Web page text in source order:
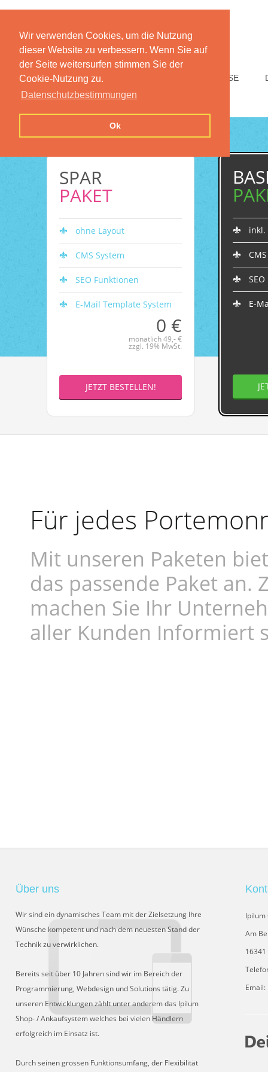
Wir verwenden Cookies, um die Nutzung
dieser Website zu verbessern. Wenn Sie auf
der Seite weitersurfen stimmen Sie der
Cookie-Nutzung zu.
Datenschutzbestimmungen
Ok
HOME PREISE
SPAR
PAKET
ohne Layout
CMS System
SEO Funktionen
E-Mail Template System
0 €
monatlich 49,- €
zzgl. 19% MwSt.
JETZT BESTELLEN!
inkl.
E-
Für jedes
Mit unseren Paketen
das passende Paket an.
machen Sie Ihr
aller Kunden Informiert
Über uns
Wir sind ein dynamisches Team mit der Zielsetzung Ihre
Wünsche kompetent und nach dem neuesten Stand der
Technik zu verwirklichen.
Bereits seit über 10 Jahren sind wir im Bereich der
Programmierung, Webdesign und Solutions tätig. Zu
unseren Entwicklungen zählt unter anderem das Ipilum
Shop- / Ankaufsystem welches bei vielen Händlern
erfolgreich im Einsatz ist.
Durch seinen grossen Funktionsumfang, der Flexibilität
Ipilum
Am